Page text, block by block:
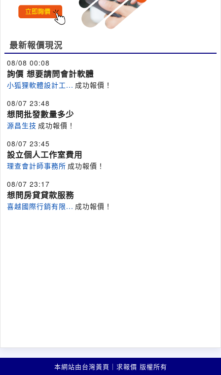
最新報價現況
08/08 00:08
詢價 想要請問會計軟體
小狐狸軟體設計工... 成功報價！
08/07 23:48
想問批發數量多少
源昌生技 成功報價！
08/07 23:45
設立個人工作室費用
理查會計師事務所 成功報價！
08/07 23:17
想問房貸貸款服務
喜越國際行銷有限... 成功報價！
本網站由台灣黃頁｜求報價 版權所有